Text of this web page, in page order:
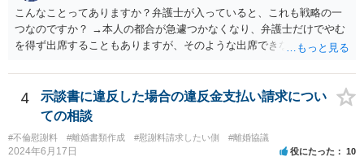
就業先が覚知することになります。 警察への被害届の提出というの
は、必須ではありません。 ただ、当然ながら強制わいせつを行ったこ
との証拠がなければ、民事訴訟で勝訴することはできません。
こんなことってありますか？弁護士が入っていると、これも戦略の一
つなのですか？ →本人の都合が急遽つかなくなり、弁護士だけでやむ
を得ず出席することもありますが、そのような出席できない理由がな
えて弁護士だけで出席する戦略は聞いたことはありません。
4
示談書に違反した場合の違反金支払い請求につい
ての相談
#不倫慰謝料 #離婚書類作成 #慰謝料請求したい側 #離婚協議
2024年6月17日 役にたった 10